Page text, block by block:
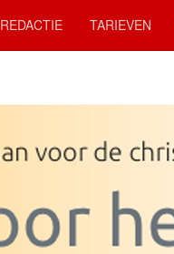
REDACTIE TARIEVEN